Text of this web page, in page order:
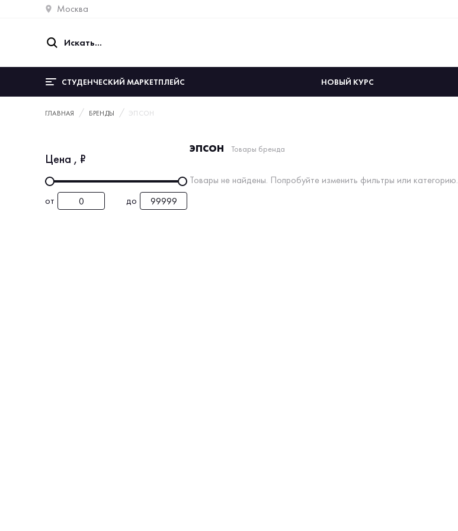
Москва
СТУДЕНЧЕСКИЙ МАРКЕТПЛЕЙС НОВЫЙ КУРС
ГЛАВНАЯ БРЕНДЫ ЭПСОН
Цена , ₽
от до
эпсон Товары бренда
Товары не найдены. Попробуйте изменить фильтры или категорию.